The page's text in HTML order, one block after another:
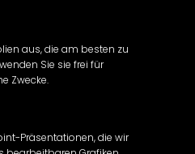
aus, die am besten zu
Sie sie frei für
Zwecke.
Präsentationen, die wir